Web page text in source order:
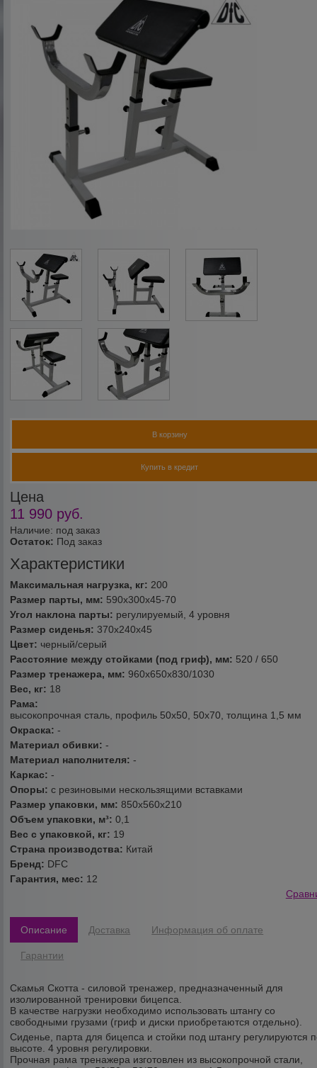
Наличие: под заказ
Остаток: Под заказ
Характеристики
Максимальная нагрузка, кг: 200
Размер парты, мм: 590х300х45-70
Угол наклона парты: регулируемый, 4 уровня
Размер сиденья: 370х240х45
Цвет: черный/серый
Расстояние между стойками (под гриф), мм: 520 / 650
Размер тренажера, мм:960х650х830/1030
Вес, кг: 18
Рама:
высокопрочная сталь, профиль 50х50, 50х70, толщина 1,5 мм
Окраска:-
Материал обивки:-
Материал наполнителя:-
Каркас:-
Опоры:с резиновыми нескользящими вставками
Размер упаковки, мм:850х560х210
Объем упаковки, м³:0,1
Вес с упаковкой, кг: 19
Страна производства: Китай
Бренд: DFC
Гарантия, мес: 12
Цена
11 990 руб.
В корзину
Купить в кредит
Описание Доставка Информация об оплате
Гарантии
Скамья Скотта - силовой тренажер, предназначенный для
изолированной тренировки бицепса.
В качестве нагрузки необходимо использовать штангу со
свободными грузами (гриф и диски приобретаются отдельно).
Сиденье, парта для бицепса и стойки под штангу регулируются
высоте. 4 уровня регулировки.
Прочная рама тренажера изготовлен из высокопрочной стали,